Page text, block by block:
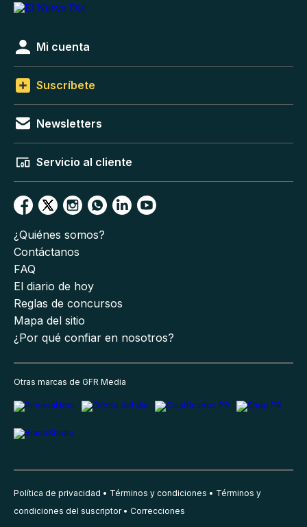
Mi cuenta
Suscríbete
Newsletters
Servicio al cliente
¿Quiénes somos?
Contáctanos
FAQ
El diario de hoy
Reglas de concursos
Mapa del sitio
¿Por qué confiar en nosotros?
Otras marcas de GFR Media
Política de privacidad Términos y condiciones
Términos y
condiciones del suscriptor
Correcciones